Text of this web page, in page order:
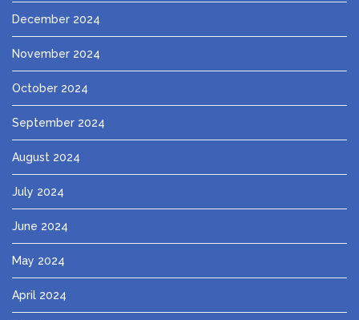
December 2024
November 2024
October 2024
September 2024
August 2024
July 2024
June 2024
May 2024
April 2024